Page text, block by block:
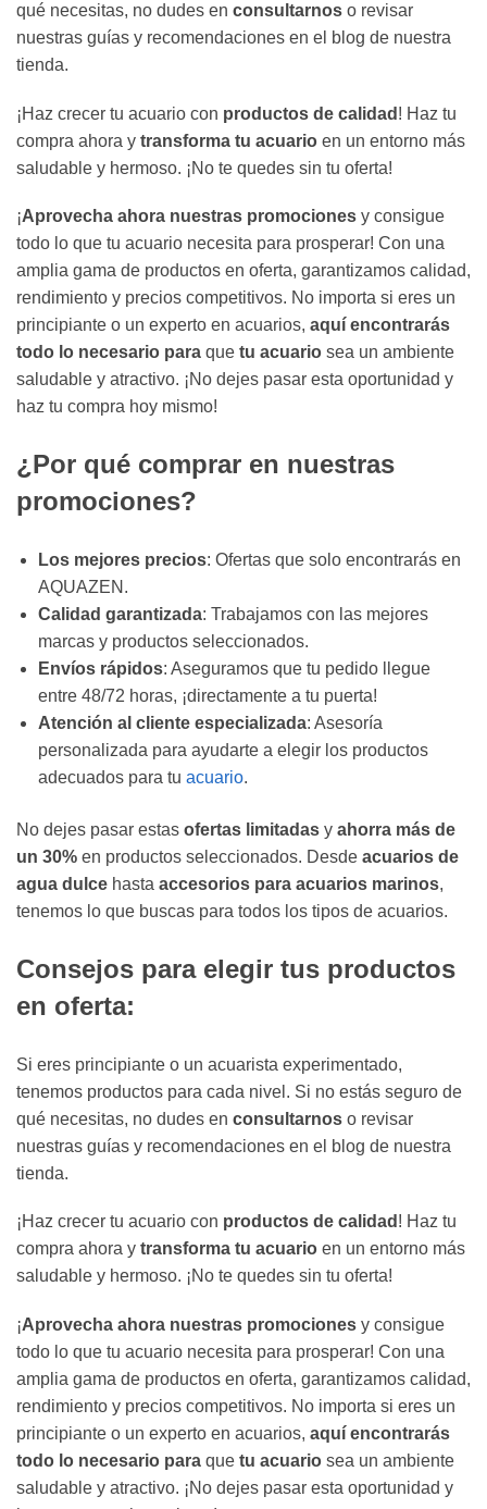
qué necesitas, no dudes en consultarnos o revisar
nuestras guías y recomendaciones en el blog de nuestra
tienda.
¡Haz crecer tu acuario con productos de calidad ! Haz tu
compra ahora y transforma tu acuario en un entorno más
saludable y hermoso. ¡No te quedes sin tu oferta!
¡Aprovecha ahora nuestras promociones y consigue
todo lo que tu acuario necesita para prosperar! Con una
amplia gama de productos en oferta, garantizamos calidad,
rendimiento y precios competitivos. No importa si eres un
principiante o un experto en acuarios, aquí encontrarás
todo lo necesario para que tu acuario sea un ambiente
saludable y atractivo. ¡No dejes pasar esta oportunidad y
haz tu compra hoy mismo!
¿Por qué comprar en nuestras
promociones?
Los mejores precios: Ofertas que solo encontrarás en
AQUAZEN.
Calidad garantizada: Trabajamos con las mejores
marcas y productos seleccionados.
Envíos rápidos: Aseguramos que tu pedido llegue
entre 48/72 horas, ¡directamente a tu puerta!
Atención al cliente especializada: Asesoría
personalizada para ayudarte a elegir los productos
adecuados para tu acuario.
No dejes pasar estas ofertas limitadas y ahorra más de
un 30% en productos seleccionados. Desde acuarios de
agua dulce hasta accesorios para acuarios marinos,
tenemos lo que buscas para todos los tipos de acuarios.
Consejos para elegir tus productos
en oferta:
Si eres principiante o un acuarista experimentado,
tenemos productos para cada nivel. Si no estás seguro de
qué necesitas, no dudes en consultarnos o revisar
nuestras guías y recomendaciones en el blog de nuestra
tienda.
¡Haz crecer tu acuario con productos de calidad ! Haz tu
compra ahora y transforma tu acuario en un entorno más
saludable y hermoso. ¡No te quedes sin tu oferta!
¡Aprovecha ahora nuestras promociones y consigue
todo lo que tu acuario necesita para prosperar! Con una
amplia gama de productos en oferta, garantizamos calidad,
rendimiento y precios competitivos. No importa si eres un
principiante o un experto en acuarios, aquí encontrarás
todo lo necesario para que tu acuario sea un ambiente
saludable y atractivo. ¡No dejes pasar esta oportunidad y